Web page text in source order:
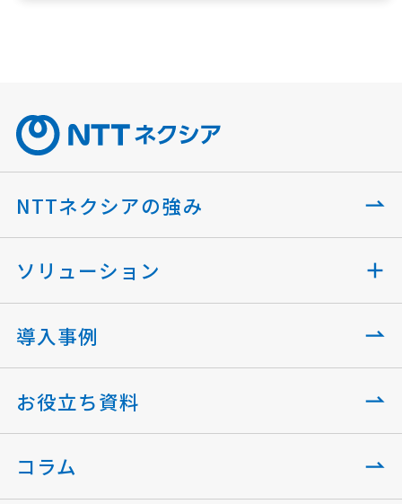
NTTネクシアの強み
ソリューション
導入事例
お役立ち資料
コラム